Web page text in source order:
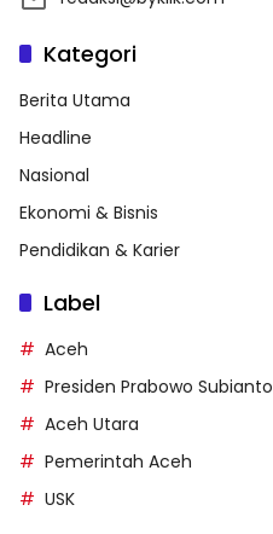
Kategori
Berita Utama
Headline
Nasional
Ekonomi & Bisnis
Pendidikan & Karier
Label
Aceh
Presiden Prabowo Subianto
Aceh Utara
Pemerintah Aceh
USK